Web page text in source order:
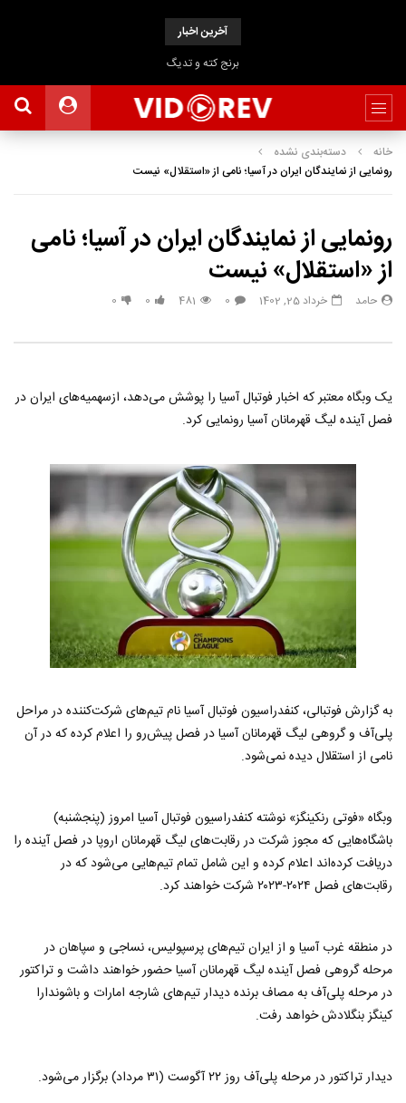
آخرین اخبار
برنج کته و تدیگ
خانه
دسته‌بندی نشده
رونمایی از نمایندگان ایران در آسیا؛ نامی از «استقلال» نیست
رونمایی از نمایندگان ایران در آسیا؛ نامی
از «استقلال» نیست
حامد خرداد 25, 1402 0
481
0
0
یک وبگاه معتبر که اخبار فوتبال آسیا را پوشش می‌دهد، ازسهمیه‌های ایران در
فصل آینده لیگ قهرمانان آسیا رونمایی کرد.
به گزارش فوتبالی، کنفدراسیون فوتبال آسیا نام تیم‌های شرکت‌کننده در مراحل
پلی‌آف و گروهی لیگ قهرمانان آسیا در فصل پیش‌رو را اعلام کرده که در آن
نامی از استقلال دیده نمی‌شود.
وبگاه «فوتی رنکینگز» نوشته کنفدراسیون فوتبال آسیا امروز (پنجشنبه)
باشگاه‌هایی که مجوز شرکت در رقابت‌های لیگ قهرمانان اروپا در فصل آینده را
دریافت کرده‌اند اعلام کرده و این شامل تمام تیم‌هایی می‌شود که در
رقابت‌های فصل ۲۰۲۴-۲۰۲۳ شرکت خواهند کرد.
در منطقه غرب آسیا و از ایران تیم‌های پرسپولیس، نساجی و سپاهان در
مرحله گروهی فصل آینده لیگ قهرمانان آسیا حضور خواهند داشت و تراکتور
در مرحله پلی‌آف به مصاف برنده دیدار تیم‌های شارجه امارات و باشوندارا
کینگز بنگلادش خواهد رفت.
دیدار تراکتور در مرحله پلی‌آف روز ۲۲ آگوست (۳۱ مرداد) برگزار می‌شود.